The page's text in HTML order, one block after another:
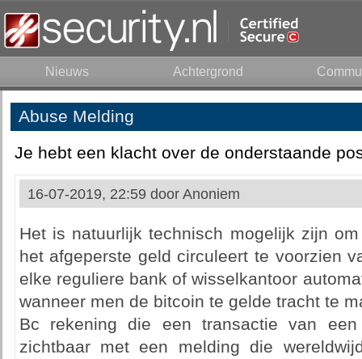
Nieuws Achtergrond
Abuse Melding
Je hebt een klacht over de onderstaande
16-07-2019, 22:59 door Anoniem
Het is natuurlijk technisch mogelijk zijn
het afgeperste geld circuleert te voorzien
elke reguliere bank of wisselkantoor
wanneer men de bitcoin te gelde tracht te
Bc rekening die een transactie van een
zichtbaar met een melding die